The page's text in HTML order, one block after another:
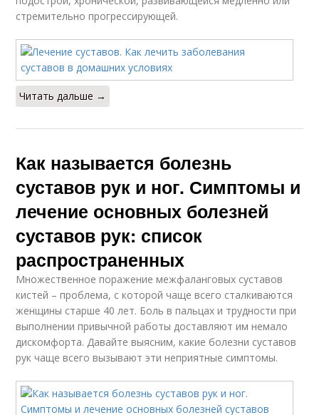
стремительно прогрессирующей.
Читать дальше →
Как называется болезнь
суставов рук и ног. Симптомы и
лечение основных болезней
суставов рук: список
распространенных
Множественное поражение межфаланговых суставов
кистей – проблема, с которой чаще всего сталкиваются
женщины старше 40 лет. Боль в пальцах и трудности при
выполнении привычной работы доставляют им немало
дискомфорта. Давайте выясним, какие болезни суставов
рук чаще всего вызывают эти неприятные симптомы.